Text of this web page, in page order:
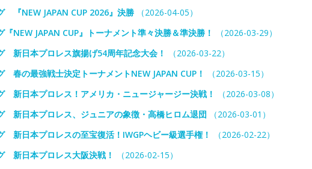
『NEW JAPAN CUP 2026』決勝 （2026-04-05）
NEW JAPAN CUP』トーナメント準々決勝＆準決勝！
（2026-03-29）
新日本プロレス旗揚げ54周年記念大会！
（2026-03-22）
春の最強戦士決定トーナメントNEW JAPAN CUP！
（2026-03-15）
新日本プロレス！アメリカ・ニュージャージー決戦！
（2026-03-08）
新日本プロレス、ジュニアの象徴・高橋ヒロム退団 （2026-03-01）
新日本プロレスの至宝復活！IWGPヘビー級選手権！
（2026-02-22）
新日本プロレス大阪決戦！
（2026-02-15）